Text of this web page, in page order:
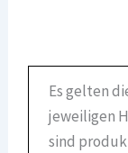
Es gelten
jeweiligen
sind